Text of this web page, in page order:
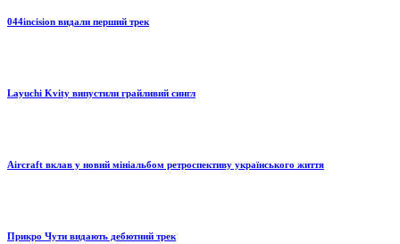
044incision видали перший трек
Layuchi Kvity випустили грайливий сингл
Aircraft вклав у новий мініальбом ретроспективу українського життя
Прикро Чути видають дебютний трек